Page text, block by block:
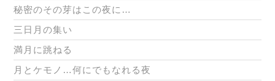
秘密のその芽はこの夜に…
三日月の集い
満月に跳ねる
月とケモノ…何にでもなれる夜